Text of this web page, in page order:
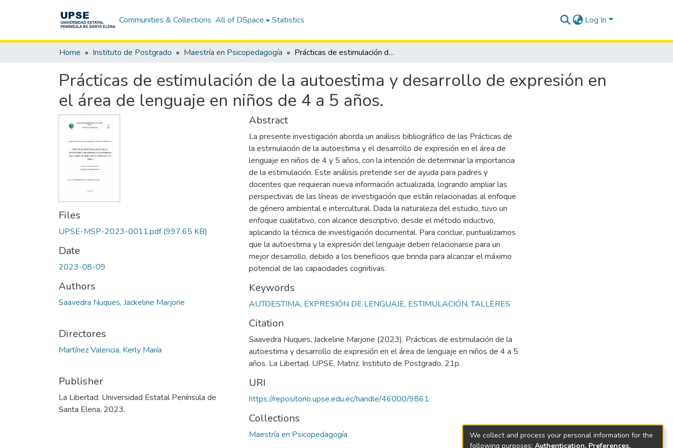
Communities & Collections All of DSpace Statistics Log In
Home Instituto de Postgrado Maestría en Psicopedagogía Prácticas de estimulación de la autoestima y desarrollo de expresión en el área de lenguaje en niños de 4 a 5 años.
Prácticas de estimulación de la autoestima y desarrollo de expresión en
el área de lenguaje en niños de 4 a 5 años.
Files
UPSE-MSP-2023-0011.pdf(997.65 KB)
Date
2023-08-09
Authors
Saavedra Nuques, Jackeline Marjorie
Directores
Martínez Valencia, Kerly María
Publisher
La Libertad: Universidad Estatal Península de
Santa Elena, 2023.
Abstract
La presente investigación aborda un análisis bibliográfico de las Prácticas de
la estimulación de la autoestima y el desarrollo de expresión en el área de
lenguaje en niños de 4 y 5 años, con la intención de determinar la importancia
de la estimulación. Este análisis pretende ser de ayuda para padres y
docentes que requieran nueva información actualizada, logrando ampliar las
perspectivas de las líneas de investigación que están relacionadas al enfoque
de género ambiental e intercultural. Dada la naturaleza del estudio, tuvo un
enfoque cualitativo, con alcance descriptivo, desde el método inductivo,
aplicando la técnica de investigación documental. Para concluir, puntualizamos
que la autoestima y la expresión del lenguaje deben relacionarse para un
mejor desarrollo, debido a los beneficios que brinda para alcanzar el máximo
potencial de las capacidades cognitivas.
Keywords
AUTOESTIMA, EXPRESIÓN DE LENGUAJE, ESTIMULACIÓN,TALLERES
Citation
Saavedra Nuques, Jackeline Marjorie (2023). Prácticas de estimulación de la
autoestima y desarrollo de expresión en el área de lenguaje en niños de 4 a 5
años. La Libertad. UPSE, Matriz. Instituto de Postgrado. 21p.
URI
https://repositorio.upse.edu.ec/handle/46000/9861
Collections
Maestría en Psicopedagogía
We collect and process your personal information for the
following purposes: Authentication, Preferences,